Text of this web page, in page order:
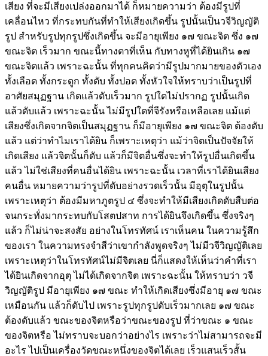
เสียง ที่จะมีเสียงเปล่งออกมาได้ ก็หมายความว่า ต้องมีรูปที่
เคลื่อนไหว ที่กระทบกันที่ทำให้เสียงเกิดขึ้น รูปนั้นเป็นวจีวิญญัติ
รูป สำหรับรูปทุกรูปซึ่งเกิดขึ้น จะมีอายุเพียง ๑๗ ขณะจิต ซึ่ง ๑๗
ขณะจิต เร็วมาก ขณะนี้ทางตาที่เห็น กับทางหูที่ได้ยินเกิน ๑๗
ขณะจิตแล้ว เพราะฉะนั้น ที่ทุกคนคิดว่ามีรูปมากมายของตัวเอง
ทั้งเลือด ทั้งกระดูก ทั้งตับ ทั้งปอด ทั้งหัวใจให้ทราบว่าเป็นรูปที่
อาศัยสมุฏฐาน เกิดแล้วดับเร็วมาก รูปใดไม่ปรากฏ รูปนั้นเกิด
แล้วดับแล้ว เพราะฉะนั้น ไม่มีรูปใดที่จีรังหรือเหลือเลย แม้แต่
เสียงซึ่งเกิดจากจิตเป็นสมุฏฐาน ก็มีอายุเพียง ๑๗ ขณะจิต ต้องดับ
แล้ว แต่ว่าทำไมเราได้ยิน ก็เพราะเหตุว่า แม้ว่าจิตเป็นปัจจัยให้
เกิดเสียง แล้วจิตนั้นก็ดับ แล้วก็มีจิตอื่นซึ่งจะทำให้รูปอื่นเกิดขึ้น
แล้ว ไม่ใช่เสียงที่คนอื่นได้ยิน เพราะฉะนั้น เวลาที่เราได้ยินเสียง
คนอื่น หมายความว่ารูปที่ดับอย่างรวดเร็วนั้น มีอุตุในรูปนั้น
เพราะเหตุว่า ต้องมีมหาภูตรูป ๔ ซึ่งจะทำให้มีเสียงเกิดดับสืบต่อ
จนกระทั่งมากระทบกับโสตปสาท การได้ยินจึงเกิดขึ้น ซึ่งจริงๆ
แล้ว ก็ไม่น่าจะสงสัย อย่างในโทรทัศน์ เราเห็นคน ในความรู้สึก
ของเรา ในความทรงจำสีว่าเขากำลังพูดจริงๆ ไม่มีวจีวิญญัติเลย
เพราะเหตุว่าในโทรทัศน์ไม่มีจิตเลย นี่ก็แสดงให้เห็นว่าคำที่เรา
ได้ยินเกิดจากอุตุ ไม่ได้เกิดจากจิต เพราะฉะนั้น ให้ทราบว่า วจี
วิญญัติรูป มีอายุเพียง ๑๗ ขณะ ทำให้เกิดเสียงซึ่งมีอายุ ๑๗ ขณะ
เหมือนกัน แล้วก็ดับไป เพราะรูปทุกรูปดับเร็วมากเลย ๑๗ ขณะ
ต้องดับแล้ว ขณะของจิตหรือว่าขณะของรูป ที่ว่าขณะ ๑ ขณะ
ของจิตหรือ ไม่ทราบจะบอกว่าอย่างไร เพราะว่าไม่สามารถจะมี
อะไร ไปเป็นเครื่องวัดขณะหนึ่งของจิตได้เลย เร็วแสนเร็วสั้น